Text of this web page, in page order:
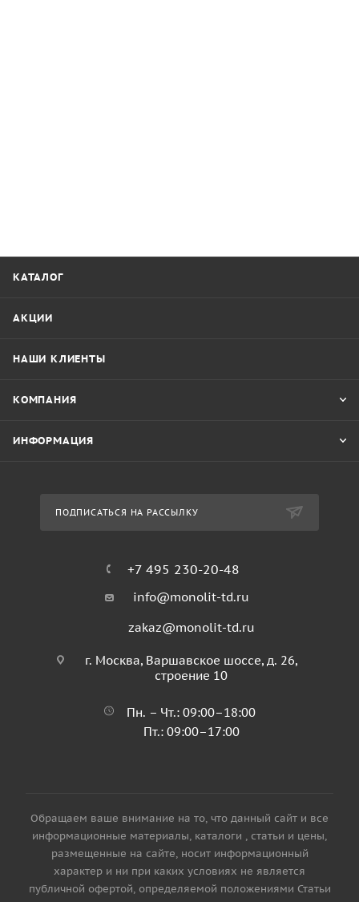
КАТАЛОГ
АКЦИИ
НАШИ КЛИЕНТЫ
КОМПАНИЯ
ИНФОРМАЦИЯ
ПОДПИСАТЬСЯ НА РАССЫЛКУ
+7 495 230-20-48
info@monolit-td.ru
zakaz@monolit-td.ru
г. Москва, Варшавское шоссе, д. 26,
строение 10
Пн. – Чт.: 09:00–18:00
Пт.: 09:00–17:00
Обращаем ваше внимание на то, что данный сайт и все
информационные материалы, каталоги , статьи и цены,
размещенные на сайте, носит информационный
характер и ни при каких условиях не является
публичной офертой, определяемой положениями Статьи